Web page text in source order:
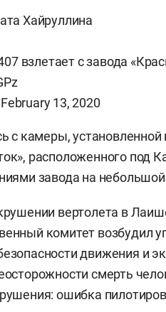
Хайруллина
взлетает с завода
February 13, 2020
с камеры,
расположенного под
завода на
вертолета в
комитет возбудил
движения и
смерть
ошибка